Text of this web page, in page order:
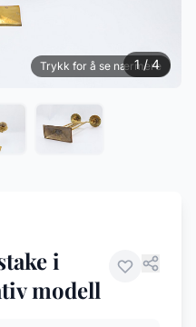
Trykk for å se nærmere
1 / 4
i
modell